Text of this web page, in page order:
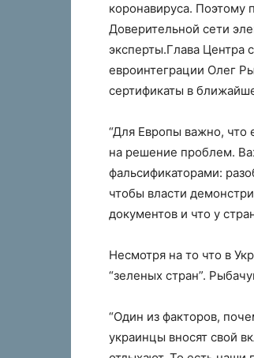
коронавируса. Поэтому
Доверительной сети
эксперты.Глава
евроинтеграции Олег
сертификаты в
“Для Европы важно, что
на решение проблем.
фальсификаторами:
чтобы власти
документов и что у
Несмотря на то что в
“зеленых стран”.
“Один из факторов,
украинцы вносят свой